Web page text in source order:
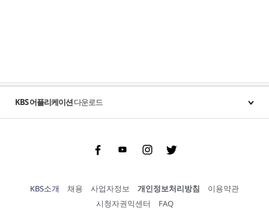
KBS 어플리케이션다운로드
FacebookYoutubeInstgram Twitter
KBS소개 채용 사업자정보 개인정보처리방침
이용약관
시청자권익센터
FAQ